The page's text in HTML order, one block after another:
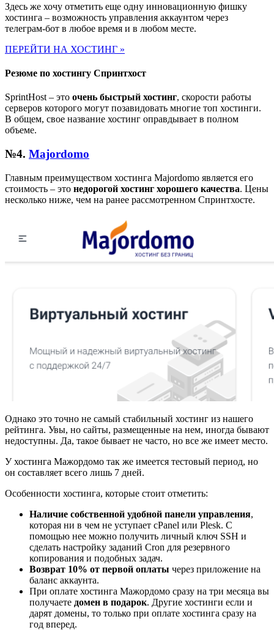
Здесь же хочу отметить еще одну инновационную фишку
хостинга – возможность управления аккаунтом через
телеграм-бот в любое время и в любом месте.
ПЕРЕЙТИ НА ХОСТИНГ »
Резюме по хостингу Спринтхост
SprintHost – это очень быстрый хостинг, скорости работы
серверов которого могут позавидовать многие топ хостинги.
В общем, свое название хостинг оправдывает в полном
объеме.
№4. Majordomo
Главным преимуществом хостинга Majordomo является его
стоимость – это недорогой хостинг хорошего качества. Цены
несколько ниже, чем на ранее рассмотренном Спринтхосте.
Однако это точно не самый стабильный хостинг из нашего
рейтинга. Увы, но сайты, размещенные на нем, иногда бывают
недоступны. Да, такое бывает не часто, но все же имеет место.
У хостинга Мажордомо так же имеется тестовый период, но
он составляет всего лишь 7 дней.
Особенности хостинга, которые стоит отметить:
Наличие собственной удобной панели управления,
которая ни в чем не уступает cPanel или Plesk. С
помощью нее можно получить личный ключ SSH и
сделать настройку заданий Cron для резервного
копирования и подобных задач.
Возврат 10% от первой оплаты через приложение на
баланс аккаунта.
При оплате хостинга Мажордомо сразу на три месяца вы
получаете домен в подарок. Другие хостинги если и
дарят домены, то только при оплате хостинга сразу на
год вперед.